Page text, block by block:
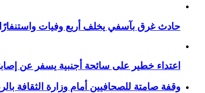
حادث غرق بآسفي يخلف أربع وفيات واستنفارًا
اعتداء خطير على سائحة أجنبية يسفر عن
وقفة صامتة للصحافيين أمام وزارة الثقافة